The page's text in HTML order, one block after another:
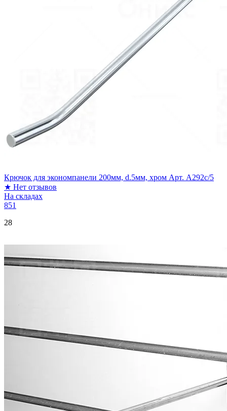
Крючок для экономпанели 200мм, d.5мм, хром Арт. A292c/5
★ Нет отзывов
На складах
851
28